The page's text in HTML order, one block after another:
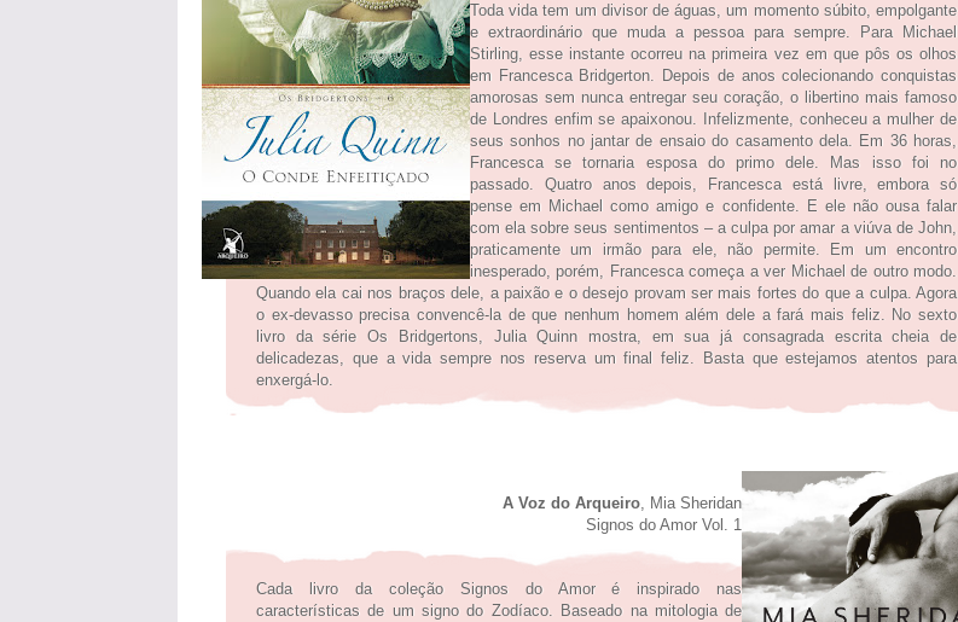
Toda vida tem um divisor de águas, um momento súbito, empolgante
e extraordinário que muda a pessoa para sempre. Para Michael
Stirling, esse instante ocorreu na primeira vez em que pôs os olhos
em Francesca Bridgerton. Depois de anos colecionando conquistas
amorosas sem nunca entregar seu coração, o libertino mais famoso
de Londres enfim se apaixonou. Infelizmente, conheceu a mulher de
seus sonhos no jantar de ensaio do casamento dela. Em 36 horas,
Francesca se tornaria esposa do primo dele. Mas isso foi no
passado. Quatro anos depois, Francesca está livre, embora só
pense em Michael como amigo e confidente. E ele não ousa falar
com ela sobre seus sentimentos – a culpa por amar a viúva de John,
praticamente um irmão para ele, não permite. Em um encontro
inesperado, porém, Francesca começa a ver Michael de outro modo.
Quando ela cai nos braços dele, a paixão e o desejo provam ser mais fortes do que a culpa. Agora
o ex-devasso precisa convencê-la de que nenhum homem além dele a fará mais feliz. No sexto
livro da série Os Bridgertons, Julia Quinn mostra, em sua já consagrada escrita cheia de
delicadezas, que a vida sempre nos reserva um final feliz. Basta que estejamos atentos para
enxergá-lo.
A Voz do Arqueiro, Mia Sheridan
Signos do Amor Vol. 1
Cada livro da coleção Signos do Amor é inspirado nas
características de um signo do Zodíaco. Baseado na mitologia de